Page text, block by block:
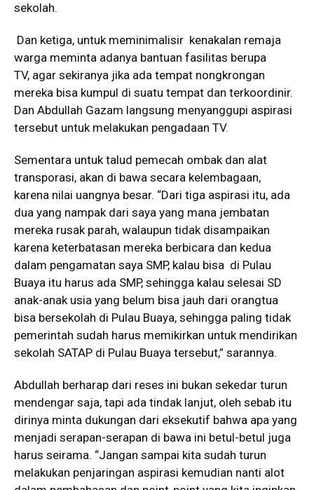
sekolah.
Dan ketiga, untuk meminimalisir kenakalan remaja
warga meminta adanya bantuan fasilitas berupa
TV, agar sekiranya jika ada tempat nongkrongan
mereka bisa kumpul di suatu tempat dan terkoordinir.
Dan Abdullah Gazam langsung menyanggupi aspirasi
tersebut untuk melakukan pengadaan TV.
Sementara untuk talud pemecah ombak dan alat
transporasi, akan di bawa secara kelembagaan,
karena nilai uangnya besar. “Dari tiga aspirasi itu, ada
dua yang nampak dari saya yang mana jembatan
mereka rusak parah, walaupun tidak disampaikan
karena keterbatasan mereka berbicara dan kedua
dalam pengamatan saya SMP, kalau bisa di Pulau
Buaya itu harus ada SMP, sehingga kalau selesai SD
anak-anak usia yang belum bisa jauh dari orangtua
bisa bersekolah di Pulau Buaya, sehingga paling tidak
pemerintah sudah harus memikirkan untuk mendirikan
sekolah SATAP di Pulau Buaya tersebut,” sarannya.
Abdullah berharap dari reses ini bukan sekedar turun
mendengar saja, tapi ada tindak lanjut, oleh sebab itu
dirinya minta dukungan dari eksekutif bahwa apa yang
menjadi serapan-serapan di bawa ini betul-betul juga
harus seirama. “Jangan sampai kita sudah turun
melakukan penjaringan aspirasi kemudian nanti alot